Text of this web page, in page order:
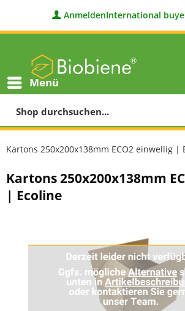
AnmeldenInternational
Menü
Kartons 250x200x138mm ECO2 einwellig |
Kartons 250x200x138mm
| Ecoline